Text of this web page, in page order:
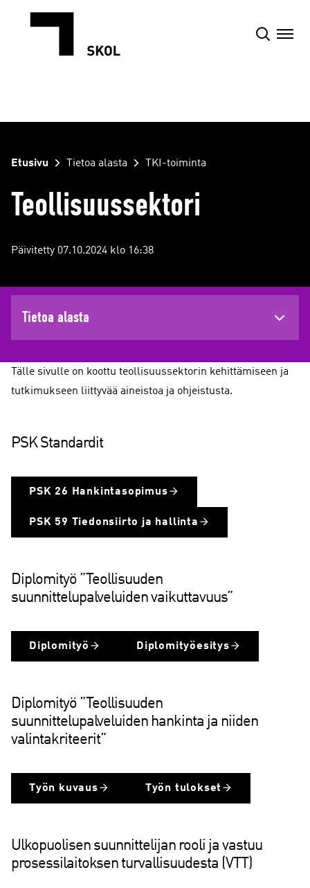
sisältöön
Etusivu Tietoa alasta TKI-toiminta
Teollisuussektori
Päivitetty 07.10.2024 klo 16:38
Tietoa alasta
Tälle sivulle on koottu teollisuussektorin kehittämiseen ja
tutkimukseen liittyvää aineistoa ja ohjeistusta.
PSK Standardit
PSK 26 Hankintasopimus
PSK 59 Tiedonsiirto ja hallinta
Diplomityö ”Teollisuuden
suunnittelupalveluiden vaikuttavuus”
Diplomityö Diplomityöesitys
Diplomityö ”Teollisuuden
suunnittelupalveluiden hankinta ja niiden
valintakriteerit”
Työn kuvaus Työn tulokset
Ulkopuolisen suunnittelijan rooli ja vastuu
prosessilaitoksen turvallisuudesta (VTT)